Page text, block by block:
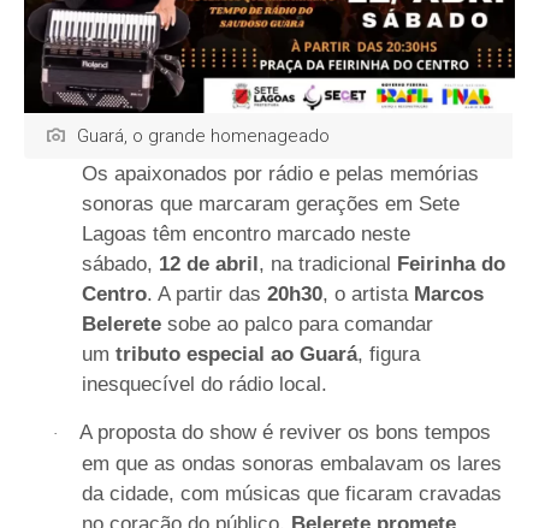
Guará, o grande homenageado
Os apaixonados por rádio e pelas memórias
sonoras que marcaram gerações em Sete
Lagoas têm encontro marcado neste
sábado, 12 de abril , na tradicional Feirinha do
Centro. A partir das20h30, o artista Marcos
Belerete sobe ao palco para comandar
umtributo especial ao Guará, figura
inesquecível do rádio local.
·
A proposta do show é reviver os bons tempos
em que as ondas sonoras embalavam os lares
da cidade, com músicas que ficaram cravadas